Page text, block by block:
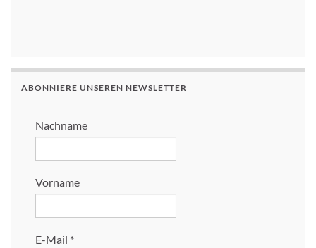
ABONNIERE UNSEREN NEWSLETTER
Nachname
Vorname
E-Mail *